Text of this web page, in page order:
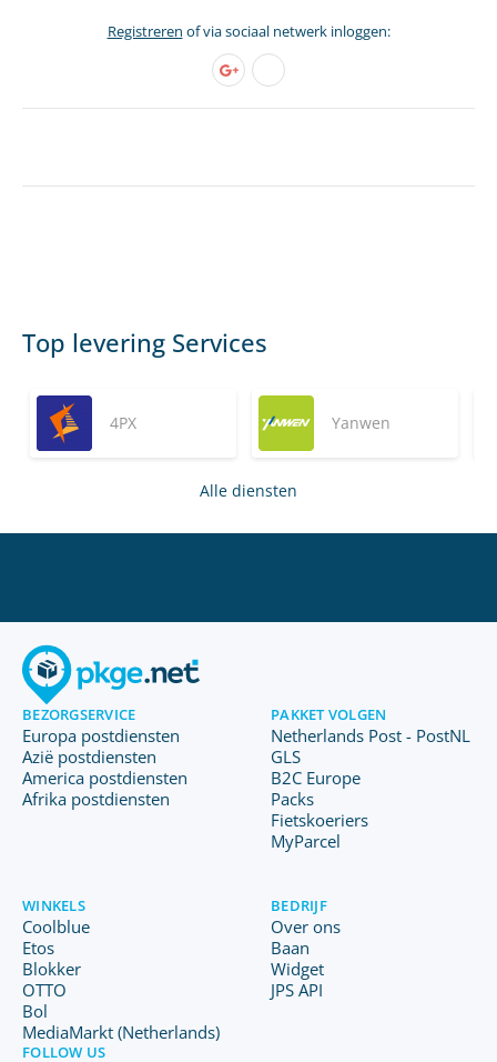
Registreren of via sociaal netwerk inloggen:
Top levering Services
4PX Yanwen
Alle diensten
BEZORGSERVICE
Europa postdiensten
Azië postdiensten
America postdiensten
Afrika postdiensten
PAKKET VOLGEN
Netherlands Post - PostNL
GLS
B2C Europe
Packs
Fietskoeriers
MyParcel
WINKELS
Coolblue
Etos
Blokker
OTTO
Bol
MediaMarkt (Netherlands)
BEDRIJF
Over ons
Baan
Widget
JPS API
FOLLOW US